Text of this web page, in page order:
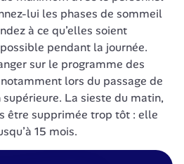
lui les phases de sommeil
à ce qu’elles soient
pendant la journée.
sur le programme des
lors du passage de
supérieure. La sieste du matin,
être supprimée trop tôt : elle
15 mois.